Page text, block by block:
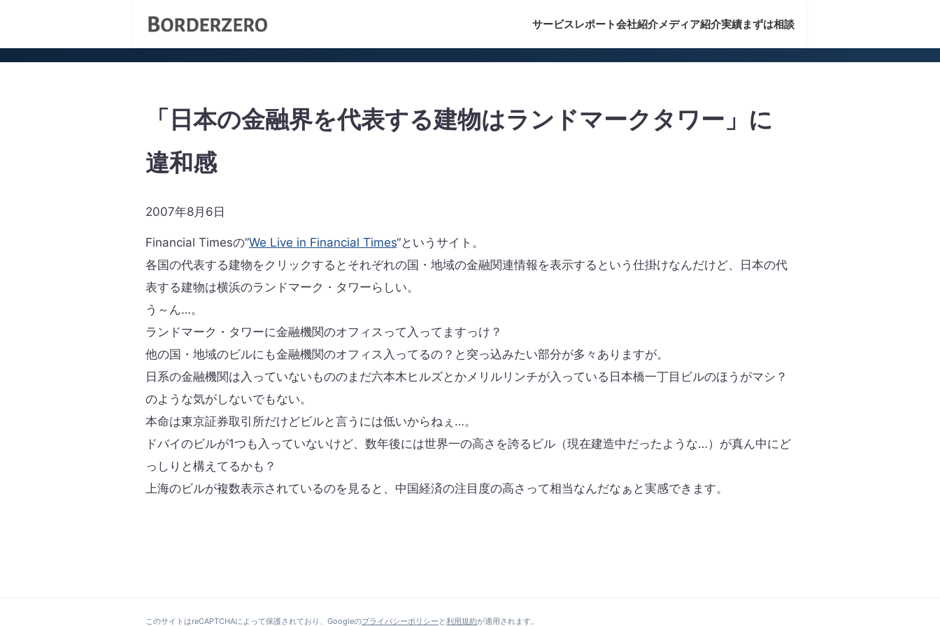
サービスレポート会社紹介メディア紹介実績まずは相談
「日本の金融界を代表する建物はランドマークタワー」に
違和感
2007年8月6日
Financial Timesの”We Live in Financial Times“というサイト。
各国の代表する建物をクリックするとそれぞれの国・地域の金融関連情報を表示するという仕掛けなんだけど、日本の代
表する建物は横浜のランドマーク・タワーらしい。
う～ん…。
ランドマーク・タワーに金融機関のオフィスって入ってますっけ？
他の国・地域のビルにも金融機関のオフィス入ってるの？と突っ込みたい部分が多々ありますが。
日系の金融機関は入っていないもののまだ六本木ヒルズとかメリルリンチが入っている日本橋一丁目ビルのほうがマシ？
のような気がしないでもない。
本命は東京証券取引所だけどビルと言うには低いからねぇ…。
ドバイのビルが1つも入っていないけど、数年後には世界一の高さを誇るビル（現在建造中だったような…）が真ん中にど
っしりと構えてるかも？
上海のビルが複数表示されているのを見ると、中国経済の注目度の高さって相当なんだなぁと実感できます。
このサイトはreCAPTCHAによって保護されており、Googleのプライバシーポリシー と利用規約が適用されます。